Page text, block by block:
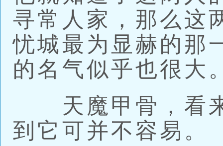
寻常人家，那么这
忧城最为显赫的那
的名气似乎也很大
天魔甲骨，看来
到它可并不容易。